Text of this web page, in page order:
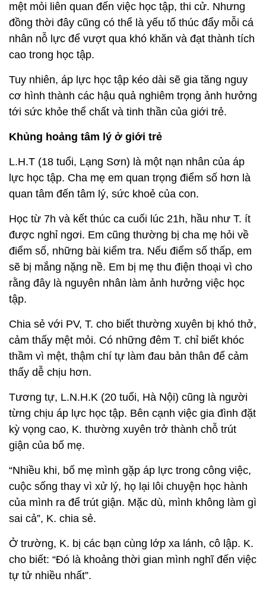
mệt mỏi liên quan đến việc học tập, thi cử. Nhưng
đồng thời đây cũng có thể là yếu tố thúc đẩy mỗi cá
nhân nỗ lực để vượt qua khó khăn và đạt thành tích
cao trong học tập.
Tuy nhiên, áp lực học tập kéo dài sẽ gia tăng nguy
cơ hình thành các hậu quả nghiêm trọng ảnh hưởng
tới sức khỏe thể chất và tinh thần của giới trẻ.
Khủng hoảng tâm lý ở giới trẻ
L.H.T (18 tuổi, Lạng Sơn) là một nạn nhân của áp
lực học tập. Cha mẹ em quan trọng điểm số hơn là
quan tâm đến tâm lý, sức khoẻ của con.
Học từ 7h và kết thúc ca cuối lúc 21h, hầu như T. ít
được nghỉ ngơi. Em cũng thường bị cha mẹ hỏi về
điểm số, những bài kiểm tra. Nếu điểm số thấp, em
sẽ bị mắng nặng nề. Em bị mẹ thu điện thoại vì cho
rằng đây là nguyên nhân làm ảnh hưởng việc học
tập.
Chia sẻ với PV, T. cho biết thường xuyên bị khó thở,
cảm thấy mệt mỏi. Có những đêm T. chỉ biết khóc
thầm vì mệt, thậm chí tự làm đau bản thân để cảm
thấy dễ chịu hơn.
Tương tự, L.N.H.K (20 tuổi, Hà Nội) cũng là người
từng chịu áp lực học tập. Bên cạnh việc gia đình đặt
kỳ vọng cao, K. thường xuyên trở thành chỗ trút
giận của bố mẹ.
“Nhiều khi, bố mẹ mình gặp áp lực trong công việc,
cuộc sống thay vì xử lý, họ lại lôi chuyện học hành
của mình ra để trút giận. Mặc dù, mình không làm gì
sai cả”, K. chia sẻ.
Ở trường, K. bị các bạn cùng lớp xa lánh, cô lập. K.
cho biết: “Đó là khoảng thời gian mình nghĩ đến việc
tự tử nhiều nhất”.